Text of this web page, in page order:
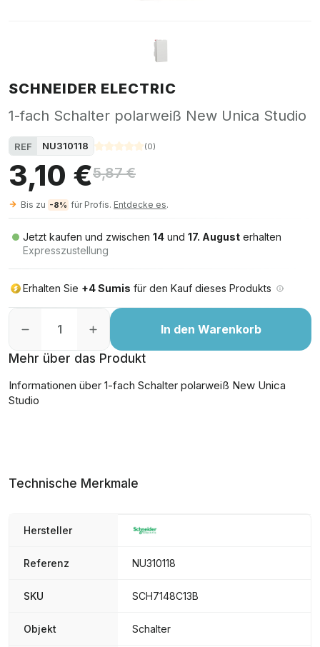
SCHNEIDER ELECTRIC
1-fach Schalter polarweiß New Unica Studio
REF NU310118 (0)
3,10 €5,87 €
Bis zu -8% für Profis. Entdecke es.
Jetzt kaufen und zwischen 14 und 17. August erhalten
Expresszustellung
Erhalten Sie +4 Sumis für den Kauf dieses Produkts
In den Warenkorb
Mehr über das Produkt
Informationen über 1-fach Schalter polarweiß New Unica
Studio
Technische Merkmale
Hersteller
Referenz NU310118
SKU SCH7148C13B
Objekt Schalter